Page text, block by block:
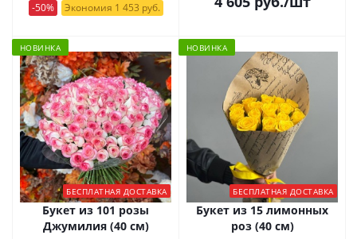
-50% Экономия 1 453 руб.
НОВИНКА
БЕСПЛАТНАЯ ДОСТАВКА
Букет из 101 розы
Джумилия (40 см)
НОВИНКА
БЕСПЛАТНАЯ ДОСТАВКА
Букет из 15 лимонных
роз (40 см)